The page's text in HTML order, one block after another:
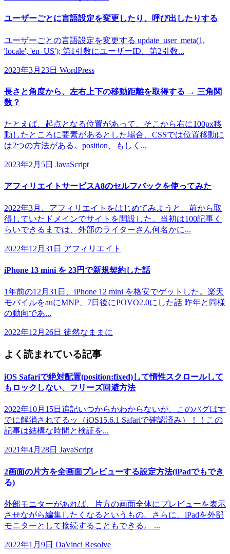
ユーザーごとに言語設定を変更したり、呼び出したりする
ユーザーごとの言語設定を変更する update_user_meta(1,
'locale', 'en_US'); 第1引数にユーザーID、第2引数...
2023年3月23日 WordPress
長さと角度から、左右上下の移動距離を取得する → 三角関
数？
たとえば、起点となる位置があって、そこから右に100px移
動したところに要素があるとした場合、CSSでは位置移動に
は2つの方法がある。position、もしく...
2023年2月5日 JavaScript
アフィリエイトサービスA8のセルフバックを使ってみた
2022年3月、アフィリエイトをはじめてみようと、前から取
得していたドメインでサイトを開設した。当初は100記事く
らいできるまでは、外部のライターさん何名かに...
2022年12月31日 アフィリエイト
iPhone 13 mini を 23円で新規契約した話
1年前の12月31日、iPhone 12 mini を格安でゲットした。楽天
モバイルをauにMNP、7日後にPOVO2.0にした話 昨年と同様
の動向であ...
2022年12月26日 徒然なままに
よく読まれている記事
iOS Safariで絶対配置(position:fixed)して惰性スクロールして
もロックしない、フリーズ回避方法
2022年10月15日追記いつからかわからないが、このバグはす
でに解消されてるッ（iOS15.6.1 Safariで確認済み）！！この
記事は結構な時間と検証を...
2021年4月28日 JavaScript
2画面の片方を全画面プレビューする設定方法(iPadでもでき
る)
外部モニターがあれば、片方の画面全体にプレビューを表示
させながら編集したくなるというもの。さらに、iPadを外部
モニターとして接続することもできる。 ...
2022年1月9日 DaVinci Resolve